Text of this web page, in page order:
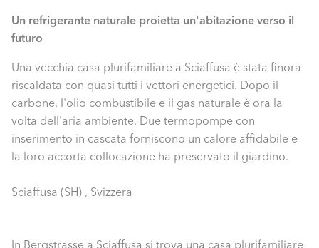
Un refrigerante naturale proietta un'abitazione verso il
futuro
Una vecchia casa plurifamiliare a Sciaffusa è stata finora
riscaldata con quasi tutti i vettori energetici. Dopo il
carbone, l'olio combustibile e il gas naturale è ora la
volta dell'aria ambiente. Due termopompe con
inserimento in cascata forniscono un calore affidabile e
la loro accorta collocazione ha preservato il giardino.
Sciaffusa (SH) , Svizzera
In Bergstrasse a Sciaffusa si trova una casa plurifamiliare